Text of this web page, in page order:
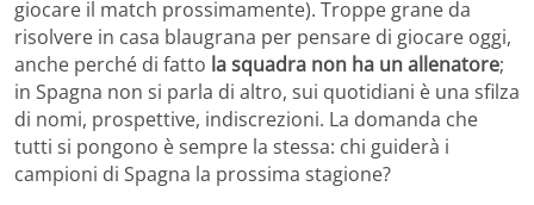
giocare il match prossimamente). Troppe grane da
risolvere in casa blaugrana per pensare di giocare oggi,
anche perché di fatto la squadra non ha un allenatore;
in Spagna non si parla di altro, sui quotidiani è una sfilza
di nomi, prospettive, indiscrezioni. La domanda che
tutti si pongono è sempre la stessa: chi guiderà i
campioni di Spagna la prossima stagione?